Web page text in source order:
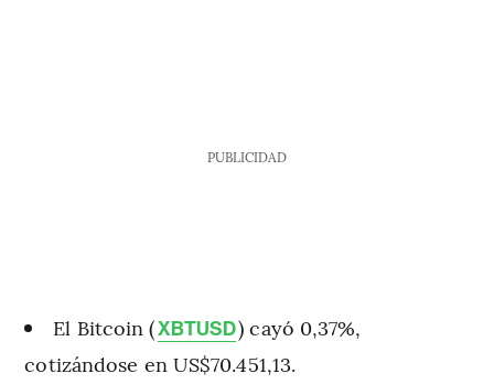
PUBLICIDAD
El Bitcoin (XBTUSD) cayó 0,37%,
cotizándose en US$70.451,13.